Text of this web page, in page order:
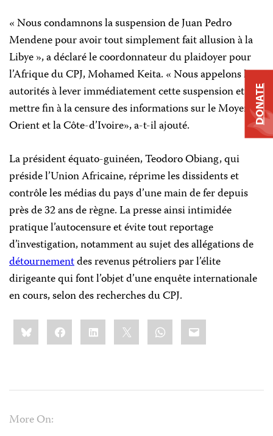
« Nous condamnons la suspension de Juan Pedro
Mendene pour avoir tout simplement fait allusion à la
Libye », a déclaré le coordonnateur du plaidoyer pour
l’Afrique du CPJ, Mohamed Keita. « Nous appelons les
autorités à lever immédiatement cette suspension et à
mettre fin à la censure des informations sur le Moyen-
Orient et la Côte-d’Ivoire», a-t-il ajouté.
La président équato-guinéen, Teodoro Obiang, qui
préside l’Union Africaine, réprime les dissidents et
contrôle les médias du pays d’une main de fer depuis
près de 32 ans de règne. La presse ainsi intimidée
pratique l’autocensure et évite tout reportage
d’investigation, notamment au sujet des allégations de
détournementdes revenus pétroliers par l’élite
dirigeante qui font l’objet d’une enquête internationale
en cours, selon des recherches du CPJ.
Share
this:BlueskyFacebookLinkedIn WhatsApp
Email
More On:
DONATE